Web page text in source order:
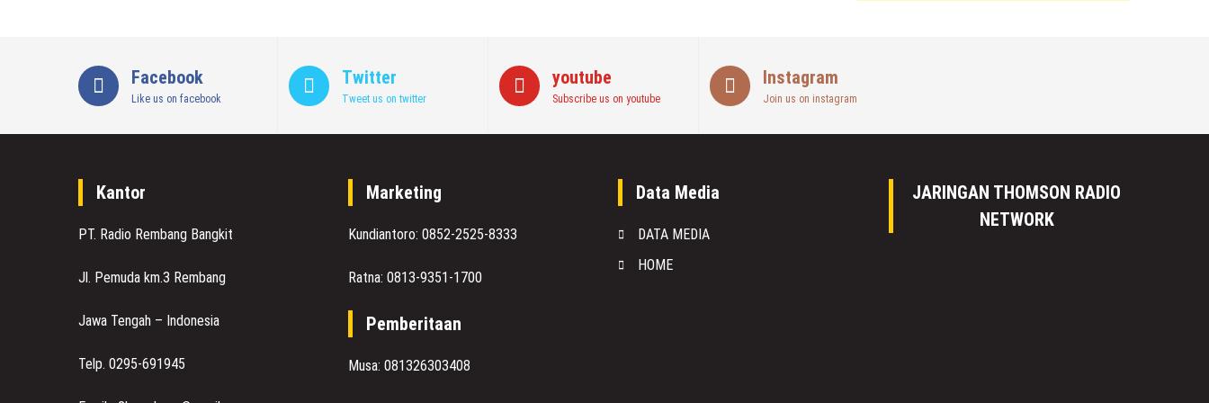
Facebook
Like us on facebook
Twitter
Tweet us on twitter
youtube
Subscribe us on youtube
Instagram
Join us on instagram
Kantor
PT. Radio Rembang Bangkit
Jl. Pemuda km.3 Rembang
Jawa Tengah – Indonesia
Telp. 0295-691945
Marketing
Kundiantoro: 0852-2525-8333
Ratna: 0813-9351-1700
Pemberitaan
Musa: 081326303408
Data Media
DATA MEDIA
HOME
JARINGAN THOMSON RADIO
NETWORK